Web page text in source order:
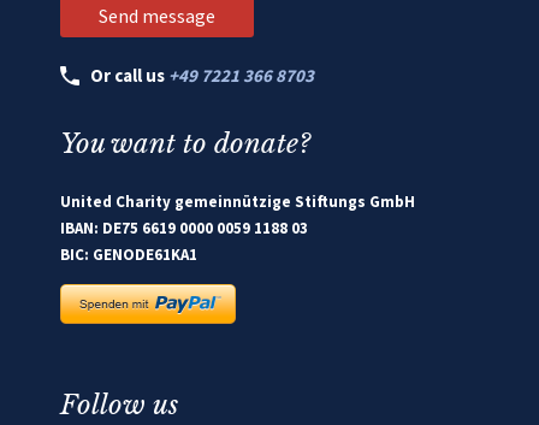
Or call us +49 7221 366 8703
You want to donate?
United Charity gemeinnützige Stiftungs GmbH
IBAN: DE75 6619 0000 0059 1188 03
BIC: GENODE61KA1
Follow us